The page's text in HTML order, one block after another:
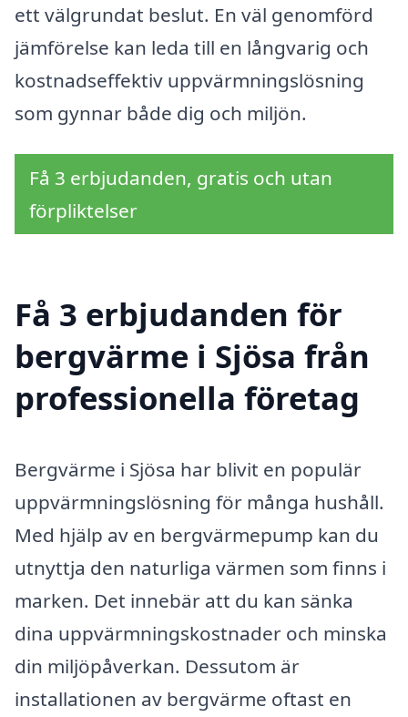
ett välgrundat beslut. En väl genomförd
jämförelse kan leda till en långvarig och
kostnadseffektiv uppvärmningslösning
som gynnar både dig och miljön.
Få 3 erbjudanden, gratis och utan
förpliktelser
Få 3 erbjudanden för
bergvärme i Sjösa från
professionella företag
Bergvärme i Sjösa har blivit en populär
uppvärmningslösning för många hushåll.
Med hjälp av en bergvärmepump kan du
utnyttja den naturliga värmen som finns i
marken. Det innebär att du kan sänka
dina uppvärmningskostnader och minska
din miljöpåverkan. Dessutom är
installationen av bergvärme oftast en